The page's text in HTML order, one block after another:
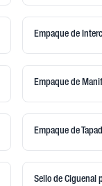
Empaque de
Empaque de
Empaque de
Sello de Ciguenal